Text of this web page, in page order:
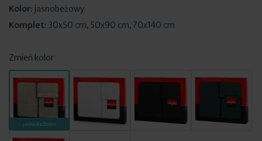
Kolor:jasnobeżowy
Komplet:30x50 cm, 50x90 cm, 70x140 cm
Zmień kolor
JASNOBEŻOWY